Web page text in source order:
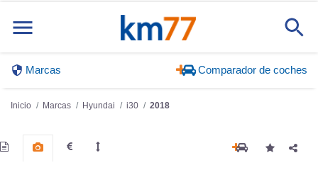
Marcas Comparador de coches
Inicio Marcas Hyundai i30 2018